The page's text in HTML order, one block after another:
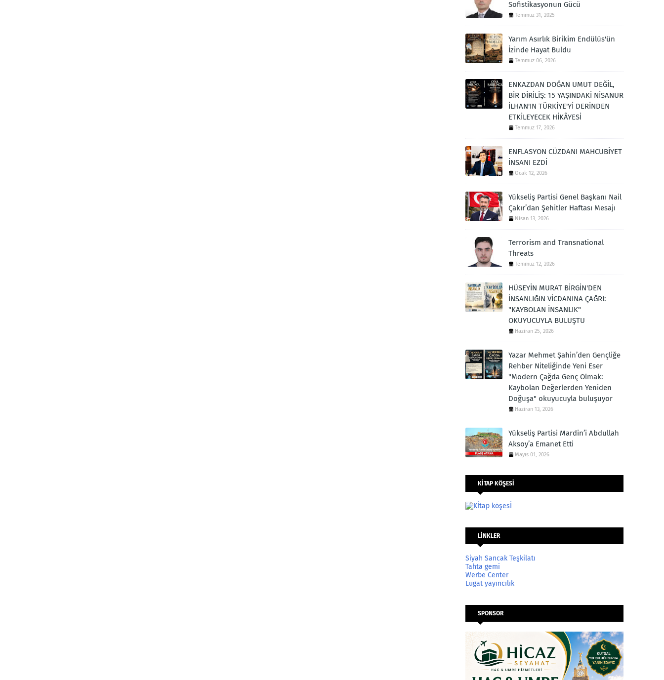
Sofistikasyonun Gücü
Temmuz 31, 2025
Yarım Asırlık Birikim Endülüs'ün
İzinde Hayat Buldu
Temmuz 06, 2026
ENKAZDAN DOĞAN UMUT DEĞİL,
BİR DİRİLİŞ: 15 YAŞINDAKİ NİSANUR
İLHAN'IN TÜRKİYE'Yİ DERİNDEN
ETKİLEYECEK HİKÂYESİ
Temmuz 17, 2026
ENFLASYON CÜZDANI MAHCUBİYET
İNSANI EZDİ
Ocak 12, 2026
Yükseliş Partisi Genel Başkanı Nail
Çakır’dan Şehitler Haftası Mesajı
Nisan 13, 2026
Terrorism and Transnational
Threats
Temmuz 12, 2026
HÜSEYİN MURAT BİRGİN'DEN
İNSANLIĞIN VİCDANINA ÇAĞRI:
"KAYBOLAN İNSANLIK"
OKUYUCUYLA BULUŞTU
Haziran 25, 2026
Yazar Mehmet Şahin’den Gençliğe
Rehber Niteliğinde Yeni Eser
"Modern Çağda Genç Olmak:
Kaybolan Değerlerden Yeniden
Doğuşa" okuyucuyla buluşuyor
Haziran 13, 2026
Yükseliş Partisi Mardin’i Abdullah
Aksoy’a Emanet Etti
Mayıs 01, 2026
KİTAP KÖŞESİ
LİNKLER
Siyah Sancak Teşkilatı
Tahta gemi
Werbe Center
Lugat yayıncılık
SPONSOR